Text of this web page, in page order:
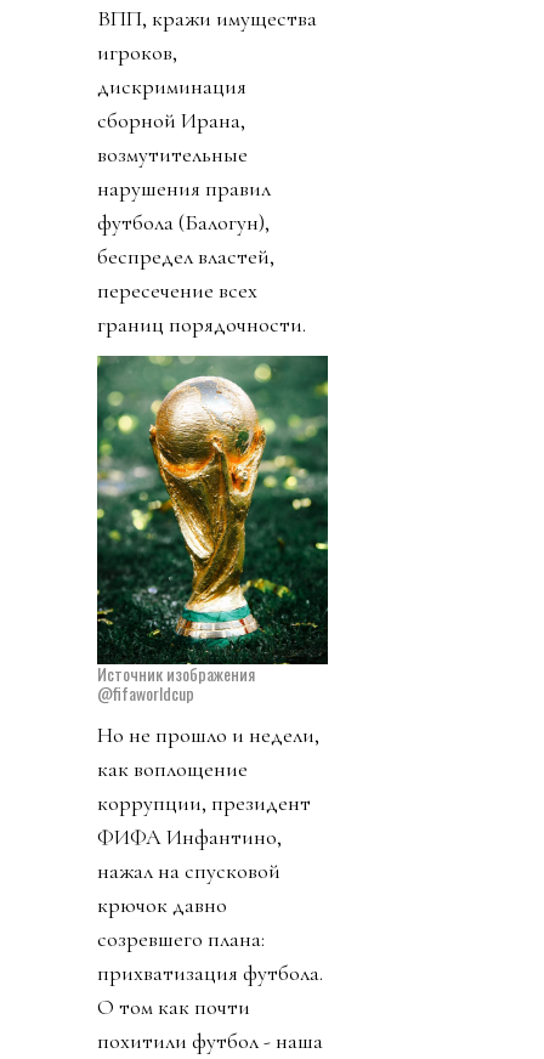
ВПП, кражи имущества
игроков,
дискриминация
сборной Ирана,
возмутительные
нарушения правил
футбола (Балогун),
беспредел властей,
пересечение всех
границ порядочности.
Источник изображения
@fifaworldcup
Но не прошло и недели,
как воплощение
коррупции, президент
ФИФА Инфантино,
нажал на спусковой
крючок давно
созревшего плана:
прихватизация футбола.
О том как почти
похитили футбол - наша